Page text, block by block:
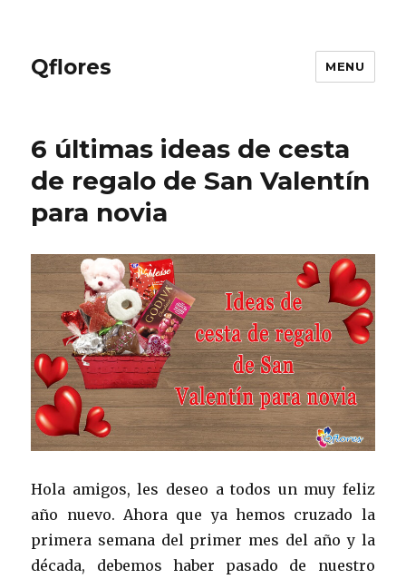
Qflores MENU
6 últimas ideas de cesta
de regalo de San Valentín
para novia
Hola amigos, les deseo a todos un muy feliz
año nuevo. Ahora que ya hemos cruzado la
primera semana del primer mes del año y la
década, debemos haber pasado de nuestro